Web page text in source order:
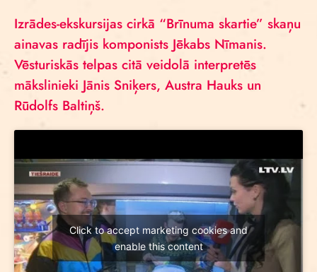
Izrādes-ekskursijas cirkā “Brīnuma skartie” skaņu
ainavas radījis komponists Jēkabs Nīmanis.
Vēsturiskās telpas citā veidolā interpretēs
mākslinieki Jānis Sniķers, Austra Hauks un
Rūdolfs Baltiņš.
Click to accept marketing cookies and
enable this content